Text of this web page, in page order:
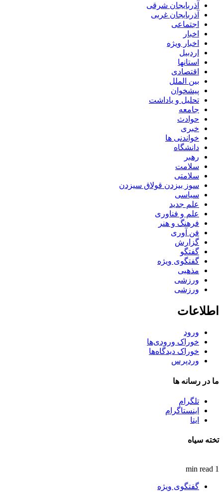
آذربایجان شرقی
آذربایجان غربی
اجتماعی
اخبار
اخبار ویژه
اردبیل
استانها
اقتصادی
بین الملل
پیشخوان
تحلیل و یاداشت
جامعه
حوادث
خبری
خواندنی ها
دانشگاه
رهبر
سلامت
سلامتی
سوز بیزدن قولاق سیزدن
سیاسی
علم جدید
علم و فناوری
فرهنگ و هنر
فن آوری
گزارش
گفتگو
گفتگوی ویژه
مذهبی
ورزشی
ورزشی
اطلاعات
ورود
خوراک ورودی‌ها
خوراک دیدگاه‌ها
وردپرس
ما در رسانه ها
تلگرام
اینستاگرام
ایتا
تخته سیاه
1 min read
گفتگوی ویژه